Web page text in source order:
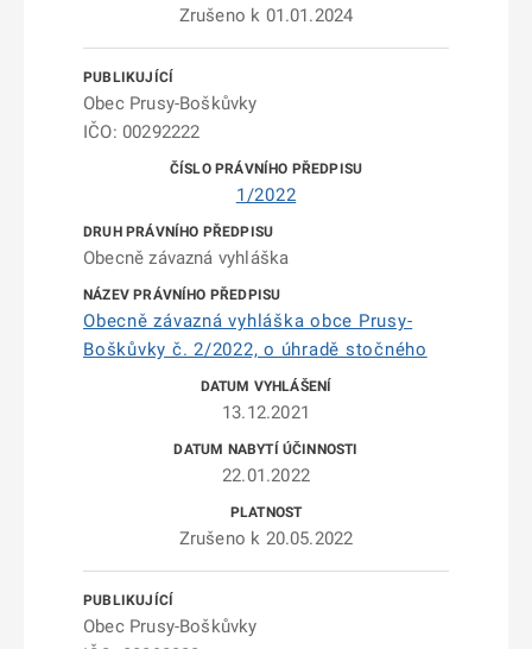
Zrušeno k 01.01.2024
Obec Prusy-Boškůvky
IČO: 00292222
1/2022
Obecně závazná vyhláška
Obecně závazná vyhláška obce Prusy-
Boškůvky č. 2/2022, o úhradě stočného
13.12.2021
22.01.2022
Zrušeno k 20.05.2022
Obec Prusy-Boškůvky